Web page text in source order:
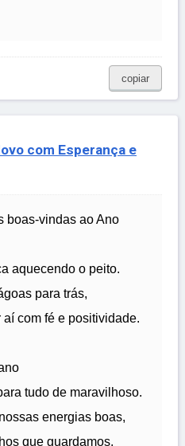
copiar
com Esperança e
boas-vindas ao Ano
aquecendo o peito.
para trás,
com fé e positividade.
tudo de maravilhoso.
energias boas,
que guardamos.